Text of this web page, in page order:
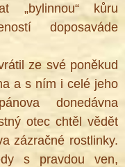
„bylinnou“ kůru
doposaváde
ze své poněkud
a s ním i celé jeho
donedávna
otec chtěl vědět
zázračné rostlinky.
s pravdou ven,